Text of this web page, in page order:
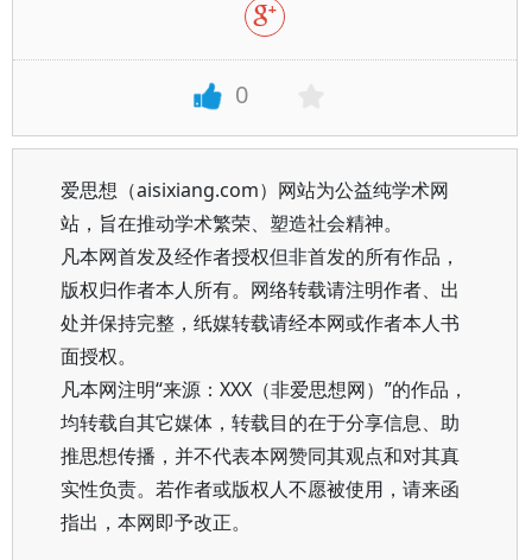
0
爱思想（aisixiang.com）网站为公益纯学术网
站，旨在推动学术繁荣、塑造社会精神。
凡本网首发及经作者授权但非首发的所有作品，
版权归作者本人所有。网络转载请注明作者、出
处并保持完整，纸媒转载请经本网或作者本人书
面授权。
凡本网注明“来源：XXX（非爱思想网）”的作品，
均转载自其它媒体，转载目的在于分享信息、助
推思想传播，并不代表本网赞同其观点和对其真
实性负责。若作者或版权人不愿被使用，请来函
指出，本网即予改正。